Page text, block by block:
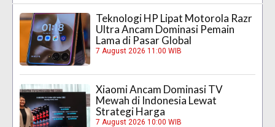
Teknologi HP Lipat Motorola Razr
Ultra Ancam Dominasi Pemain
Lama di Pasar Global
7 August 2026 11:00 WIB
Xiaomi Ancam Dominasi TV
Mewah di Indonesia Lewat
Strategi Harga
7 August 2026 10:00 WIB